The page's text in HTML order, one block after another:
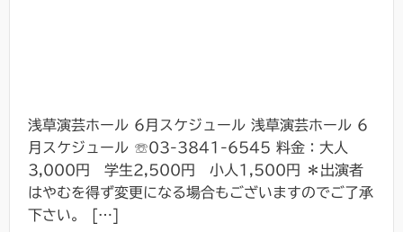
浅草演芸ホール 6月スケジュール 浅草演芸ホール 6
月スケジュール ☏03-3841-6545 料金：大人
3,000円 学生2,500円 小人1,500円 ＊出演者
はやむを得ず変更になる場合もございますのでご了承
下さい。 […]